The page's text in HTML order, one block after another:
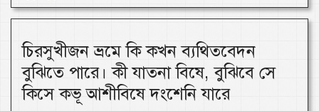
চিরসুখীজন ভ্রমে কি কখন ব্যথিতবেদন
বুঝিতে পারে। কী যাতনা বিষে, বুঝিবে সে
কিসে কভূ আশীবিষে দংশেনি যারে